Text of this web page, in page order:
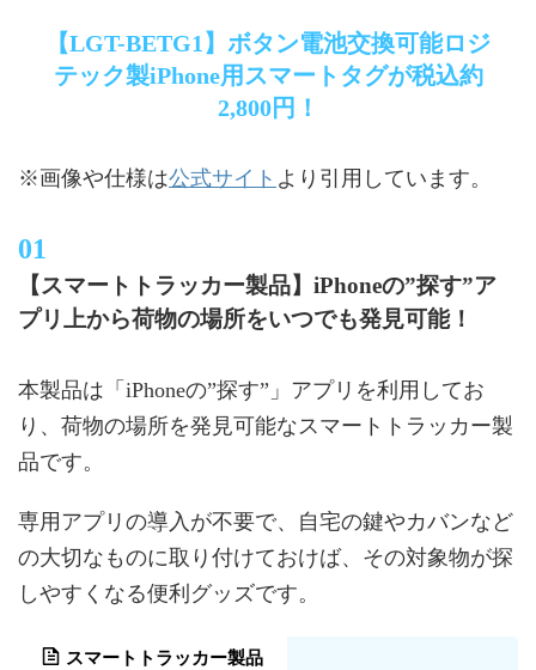
【LGT-BETG1】ボタン電池交換可能ロジ
テック製iPhone用スマートタグが税込約
2,800円！
※画像や仕様は公式サイト より引用しています。
【スマートトラッカー製品】iPhoneの”探す”ア
プリ上から荷物の場所をいつでも発見可能！
本製品は「iPhoneの”探す”」アプリを利用してお
り、荷物の場所を発見可能なスマートトラッカー製
品です。
専用アプリの導入が不要で、自宅の鍵やカバンなど
の大切なものに取り付けておけば、その対象物が探
しやすくなる便利グッズです。
スマートトラッカー製品